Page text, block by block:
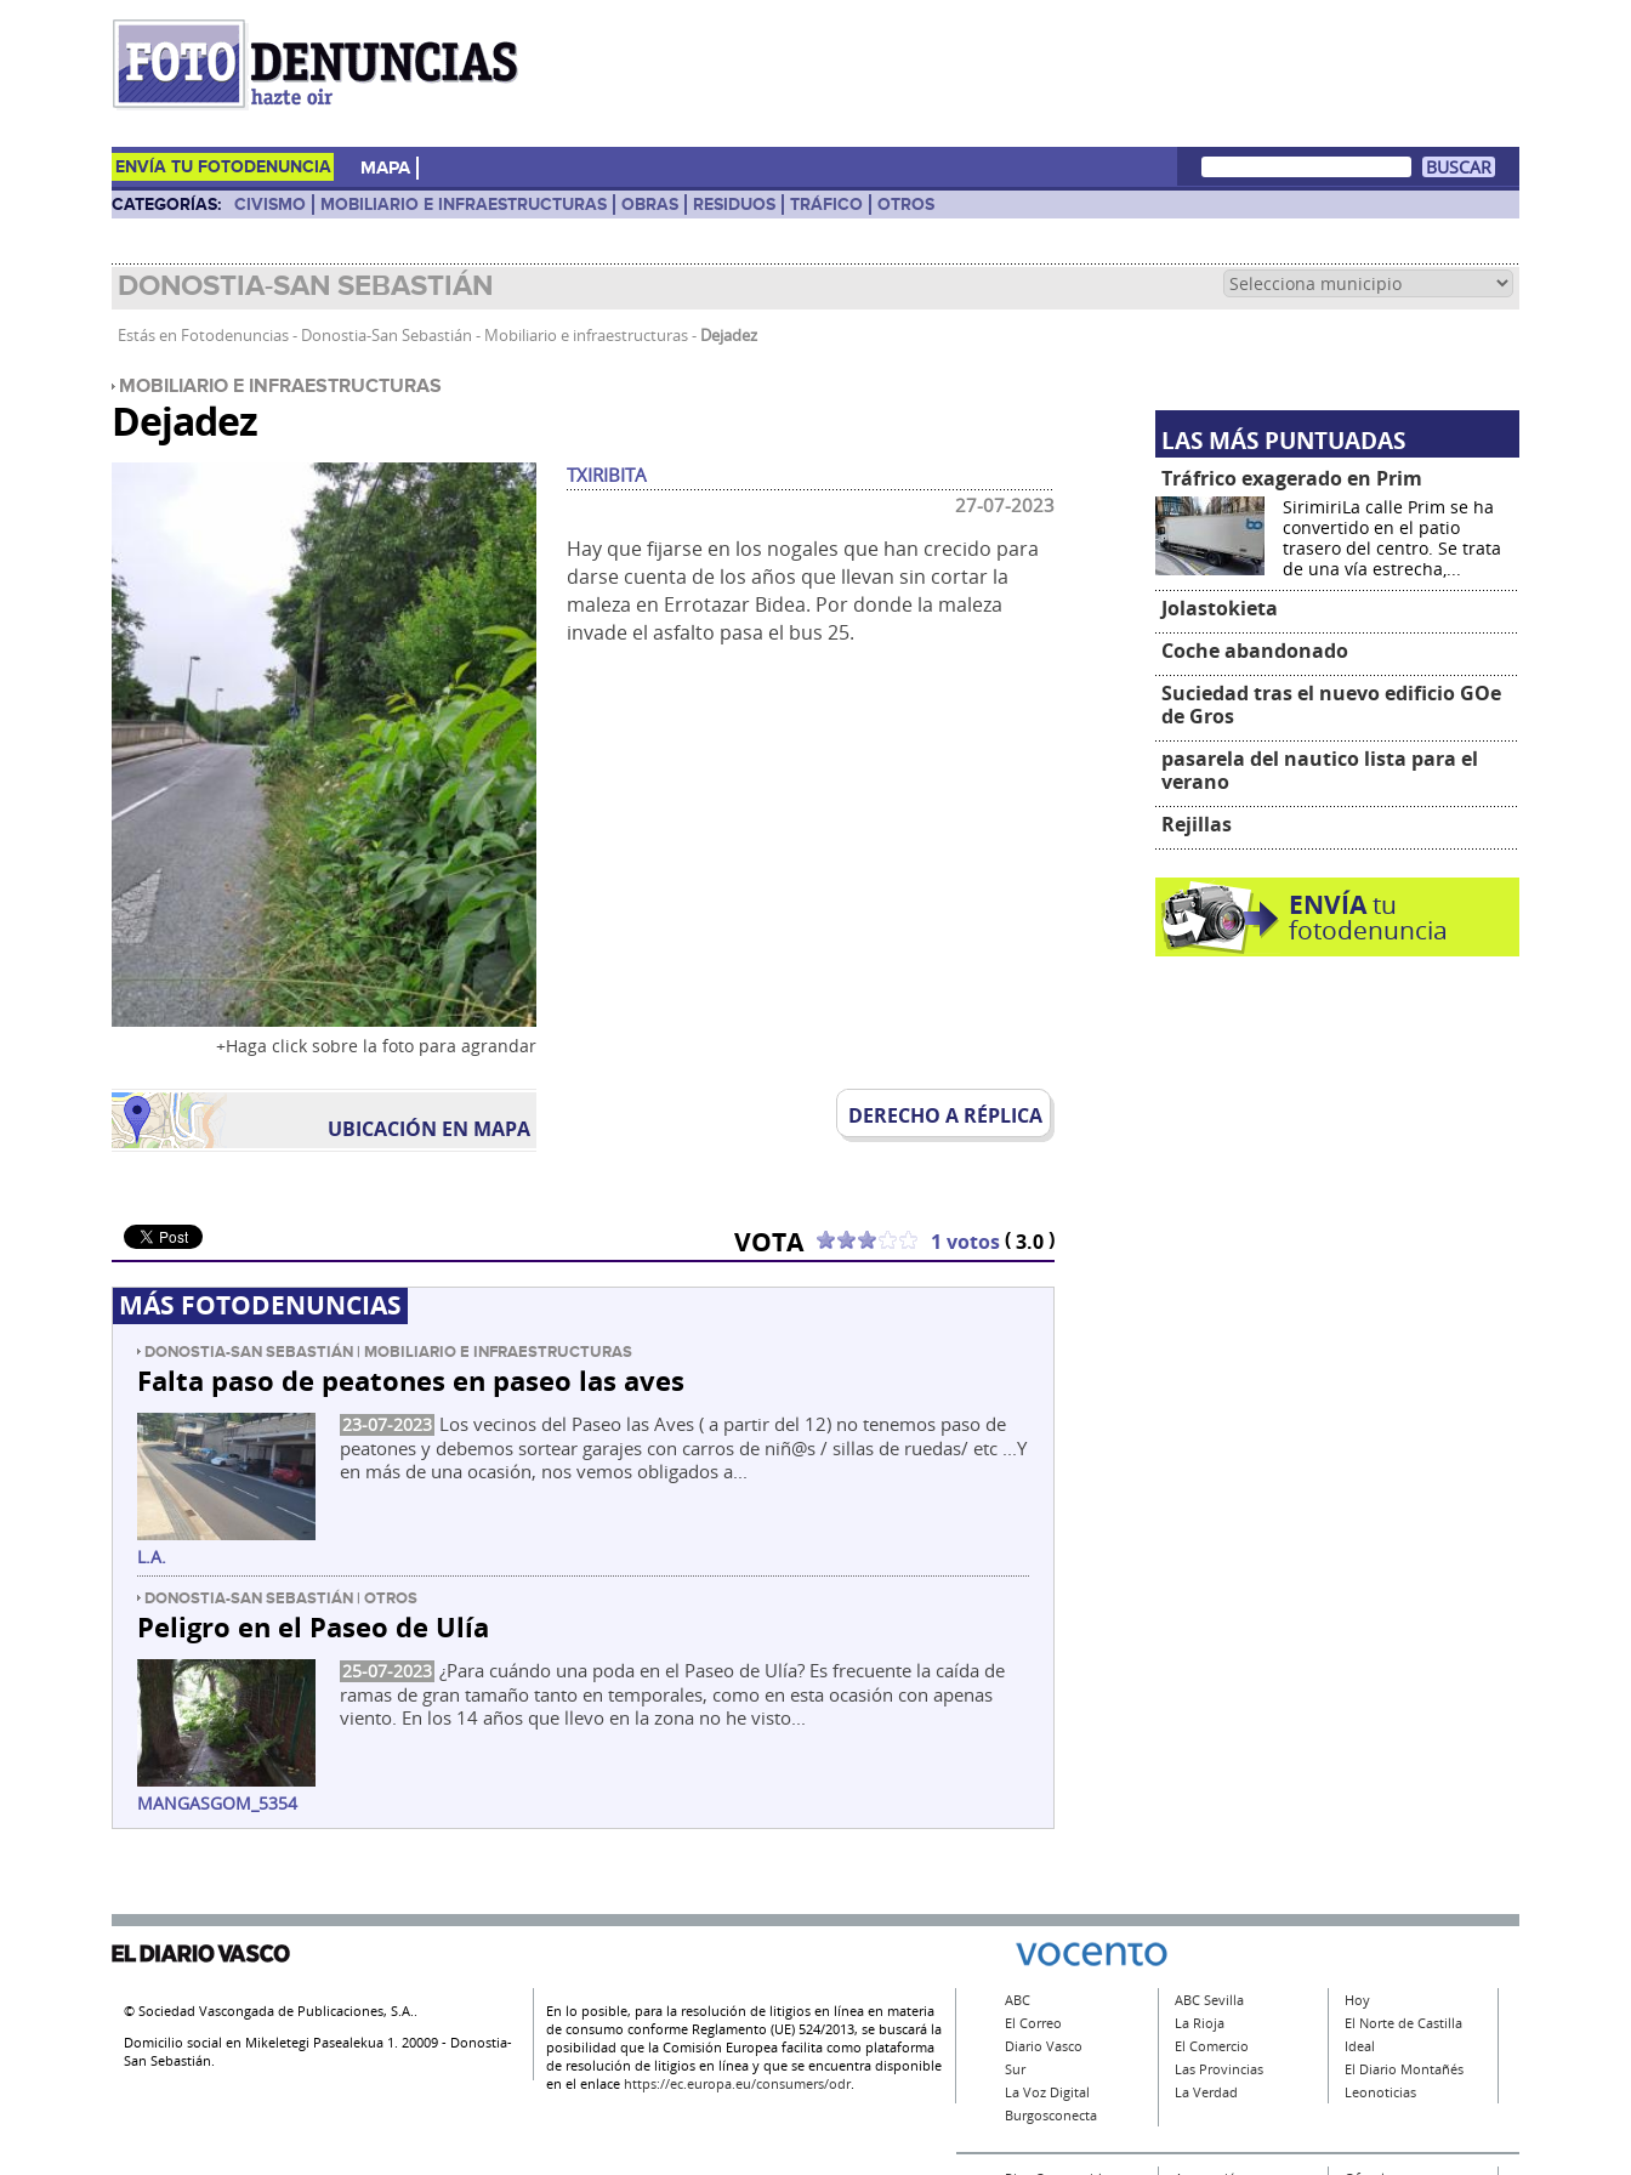
ENVÍA TU FOTODENUNCIA MAPA
CATEGORÍAS: CIVISMO MOBILIARIO E INFRAESTRUCTURAS OBRAS RESIDUOS TRÁFICO OTROS
DONOSTIA-SAN SEBASTIÁN
Estás en Fotodenuncias- Donostia-San Sebastián - Mobiliario e infraestructuras- Dejadez
MOBILIARIO E INFRAESTRUCTURAS
Dejadez
Haga click sobre la foto para agrandar
UBICACIÓN EN MAPA
TXIRIBITA
27-07-2023
Hay que fijarse en los nogales que han crecido para
darse cuenta de los años que llevan sin cortar la
maleza en Errotazar Bidea. Por donde la maleza
invade el asfalto pasa el bus 25.
DERECHO A RÉPLICA
VOTA 1 votos(3.0)
MÁS FOTODENUNCIAS
DONOSTIA-SAN SEBASTIÁN | MOBILIARIO E INFRAESTRUCTURAS
Falta paso de peatones en paseo las aves
23-07-2023 Los vecinos del Paseo las Aves ( a partir del 12) no tenemos paso de
peatones y debemos sortear garajes con carros de niñ@s / sillas de ruedas/ etc ...Y
en más de una ocasión, nos vemos obligados a...
L.A.
DONOSTIA-SAN SEBASTIÁN | OTROS
Peligro en el Paseo de Ulía
25-07-2023 ¿Para cuándo una poda en el Paseo de Ulía? Es frecuente la caída de
ramas de gran tamaño tanto en temporales, como en esta ocasión con apenas
viento. En los 14 años que llevo en la zona no he visto...
MANGASGOM_5354
LAS MÁS PUNTUADAS
Tráfrico exagerado en Prim
SirimiriLa calle Prim se ha
convertido en el patio
trasero del centro. Se trata
de una vía estrecha,...
Jolastokieta
Coche abandonado
Suciedad tras el nuevo edificio GOe
de Gros
pasarela del nautico lista para el
verano
Rejillas
ENVÍAtu
fotodenuncia
© Sociedad Vascongada de Publicaciones, S.A..
Domicilio social en Mikeletegi Pasealekua 1. 20009 - Donostia-
San Sebastián.
En lo posible, para la resolución de litigios en línea en materia
de consumo conforme Reglamento (UE) 524/2013, se buscará la
posibilidad que la Comisión Europea facilita como plataforma
de resolución de litigios en línea y que se encuentra disponible
en el enlace https://ec.europa.eu/consumers/odr.
ABC ABC Sevilla
Hoy
El Correo
La Rioja
El Norte de Castilla
Diario Vasco
El Comercio
Ideal
Sur
Las Provincias
El Diario Montañés
La Voz Digital
La Verdad
Leonoticias
Burgosconecta